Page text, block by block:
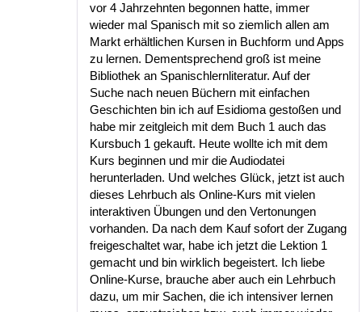
vor 4 Jahrzehnten begonnen hatte, immer
wieder mal Spanisch mit so ziemlich allen am
Markt erhältlichen Kursen in Buchform und Apps
zu lernen. Dementsprechend groß ist meine
Bibliothek an Spanischlernliteratur. Auf der
Suche nach neuen Büchern mit einfachen
Geschichten bin ich auf Esidioma gestoßen und
habe mir zeitgleich mit dem Buch 1 auch das
Kursbuch 1 gekauft. Heute wollte ich mit dem
Kurs beginnen und mir die Audiodatei
herunterladen. Und welches Glück, jetzt ist auch
dieses Lehrbuch als Online-Kurs mit vielen
interaktiven Übungen und den Vertonungen
vorhanden. Da nach dem Kauf sofort der Zugang
freigeschaltet war, habe ich jetzt die Lektion 1
gemacht und bin wirklich begeistert. Ich liebe
Online-Kurse, brauche aber auch ein Lehrbuch
dazu, um mir Sachen, die ich intensiver lernen